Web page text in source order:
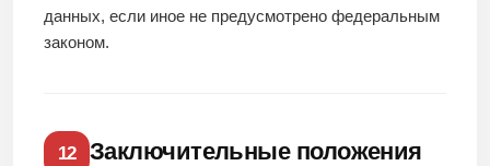
данных, если иное не предусмотрено федеральным
законом.
12 Заключительные положения